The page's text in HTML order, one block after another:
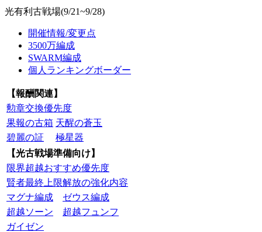
光有利古戦場(9/21~9/28)
開催情報/変更点
3500万編成
SWARM編成
個人ランキングボーダー
【報酬関連】
勲章交換優先度
果報の古箱 天醒の蒼玉
碧麗の証
極星器
【光古戦場準備向け】
限界超越おすすめ優先度
賢者最終上限解放の強化内容
マグナ編成
ゼウス編成
超越ソーン
超越フュンフ
ガイゼン